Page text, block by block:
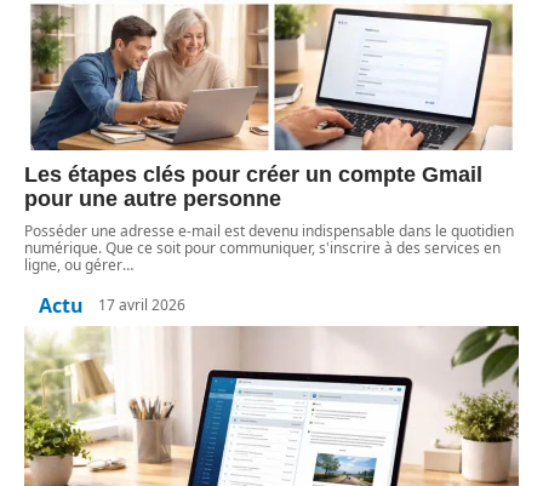
Les étapes clés pour créer un compte Gmail
pour une autre personne
Posséder une adresse e-mail est devenu indispensable dans le quotidien
numérique. Que ce soit pour communiquer, s'inscrire à des services en
ligne, ou gérer…
Actu 17 avril 2026